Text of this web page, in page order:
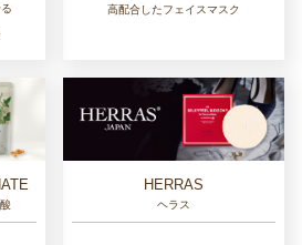
高配合したフェイスマスク
HERRAS
ヘラス